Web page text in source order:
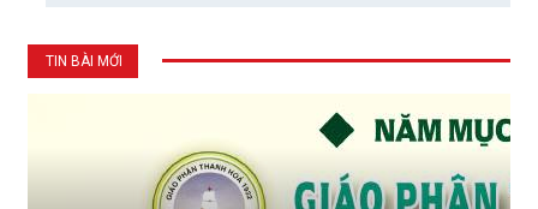
TIN BÀI MỚI